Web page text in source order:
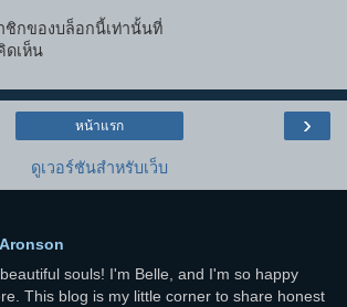
ชิกของบล็อกนี้เท่านั้นที่
ดเห็น
›
หน้าแรก
ดูเวอร์ชันสำหรับเว็บ
souls! I'm Belle, and I'm so happy
This blog is my little corner to share honest